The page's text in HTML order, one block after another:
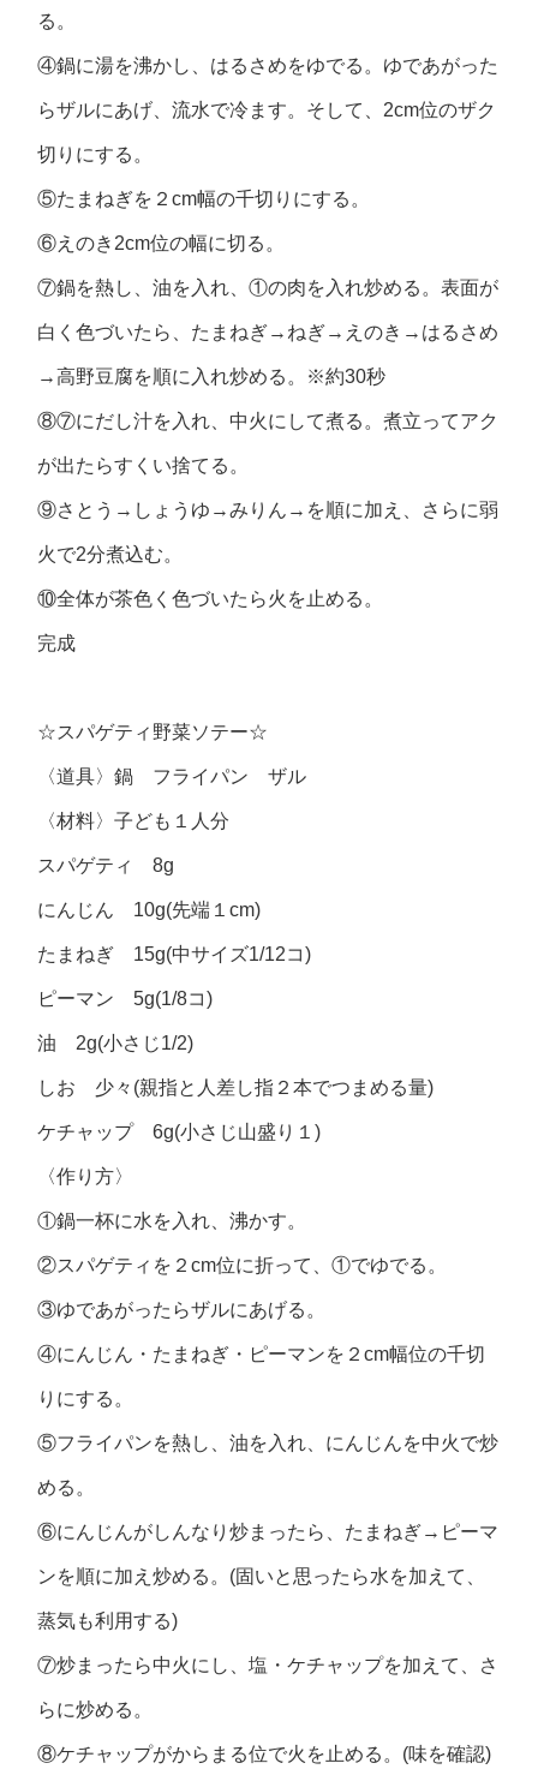
る。
④鍋に湯を沸かし、はるさめをゆでる。ゆであがった
らザルにあげ、流水で冷ます。そして、2cm位のザク
切りにする。
⑤たまねぎを２cm幅の千切りにする。
⑥えのき2cm位の幅に切る。
⑦鍋を熱し、油を入れ、①の肉を入れ炒める。表面が
白く色づいたら、たまねぎ→ねぎ→えのき→はるさめ
→高野豆腐を順に入れ炒める。※約30秒
⑧⑦にだし汁を入れ、中火にして煮る。煮立ってアク
が出たらすくい捨てる。
⑨さとう→しょうゆ→みりん→を順に加え、さらに弱
火で2分煮込む。
⑩全体が茶色く色づいたら火を止める。
完成
☆スパゲティ野菜ソテー☆
〈道具〉鍋 フライパン ザル
〈材料〉子ども１人分
スパゲティ 8g
にんじん 10g(先端１cm)
たまねぎ 15g(中サイズ1/12コ)
ピーマン 5g(1/8コ)
油 2g(小さじ1/2)
しお 少々(親指と人差し指２本でつまめる量)
ケチャップ 6g(小さじ山盛り１)
〈作り方〉
①鍋一杯に水を入れ、沸かす。
②スパゲティを２cm位に折って、①でゆでる。
③ゆであがったらザルにあげる。
④にんじん・たまねぎ・ピーマンを２cm幅位の千切
りにする。
⑤フライパンを熱し、油を入れ、にんじんを中火で炒
める。
⑥にんじんがしんなり炒まったら、たまねぎ→ピーマ
ンを順に加え炒める。(固いと思ったら水を加えて、
蒸気も利用する)
⑦炒まったら中火にし、塩・ケチャップを加えて、さ
らに炒める。
⑧ケチャップがからまる位で火を止める。(味を確認)